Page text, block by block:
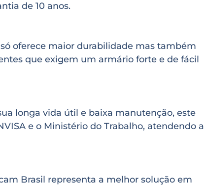
de 10 anos.
oferece maior durabilidade mas também
que exigem um armário forte e de fácil
longa vida útil e baixa manutenção, este
e o Ministério do Trabalho, atendendo a
Brasil representa a melhor solução em